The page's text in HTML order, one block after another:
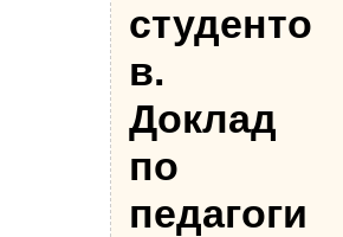
студенто
в.
Доклад
по
педагоги